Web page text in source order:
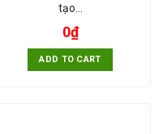
tạo…
0₫
ADD TO CART